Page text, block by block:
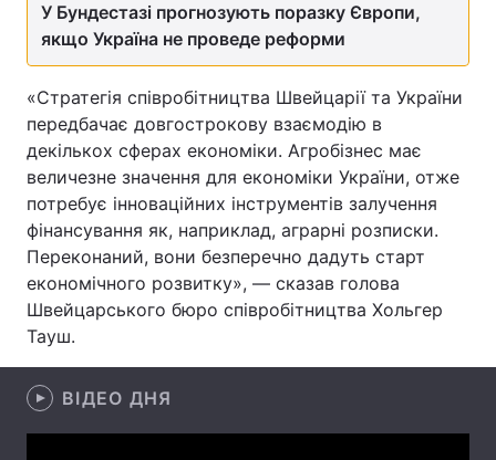
Техно і зв'язок Лайт
Зброя Інциденти
Здоров'я Туризм
Цікавинки Погода
Екологія Регіони
Лонгріди
Відео з Youtube
Інтерв'ю
У Бундестазі прогнозують поразку Європи,
якщо Україна не проведе реформи
«Стратегія співробітництва Швейцарії та України
передбачає довгострокову взаємодію в
декількох сферах економіки. Агробізнес має
величезне значення для економіки України, отже
потребує інноваційних інструментів залучення
фінансування як, наприклад, аграрні розписки.
Переконаний, вони безперечно дадуть старт
економічного розвитку», — сказав голова
Швейцарського бюро співробітництва Хольгер
Тауш.
ВІДЕО ДНЯ